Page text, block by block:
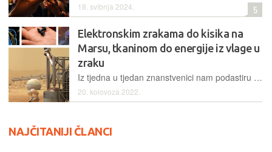
18. svibnja 2024. 5
Elektronskim zrakama do kisika na
Marsu, tkaninom do energije iz vlage u
zraku
Iz tjedna u tjedan znanstvenici nam podastiru rezultate svojih istraživanja koja će imati utjecaja na zbivanja na Zemlji, ali i u svemiru
20. kolovoza 2022.
NAJČITANIJI ČLANCI